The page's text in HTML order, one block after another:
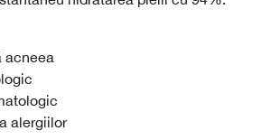
acneea
alergiilor